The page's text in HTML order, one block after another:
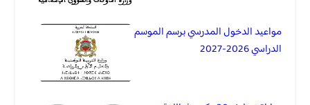
مواعيد الدخول المدرسي برسم الموسم
الدراسي 2026-2027